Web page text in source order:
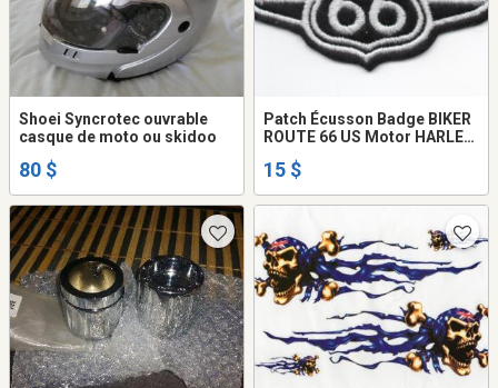
Shoei Syncrotec ouvrable
casque de moto ou skidoo
80 $
Patch Écusson Badge BIKER
ROUTE 66 US Motor HARLEY
BORN to be FREE Ducati BMW
15 $